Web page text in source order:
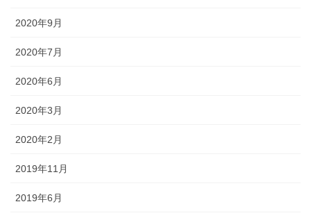
2020年9月
2020年7月
2020年6月
2020年3月
2020年2月
2019年11月
2019年6月